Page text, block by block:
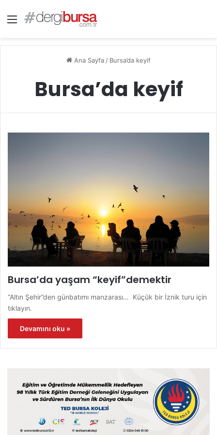
Menü
Ana Sayfa / Bursa’da keyif
Bursa’da keyif
Bursa’da yaşam “keyif”demektir
“Altın Şehir”den günbatımı manzarası… Küçük bir İznik turu için
tıklayın.
Devamını oku »